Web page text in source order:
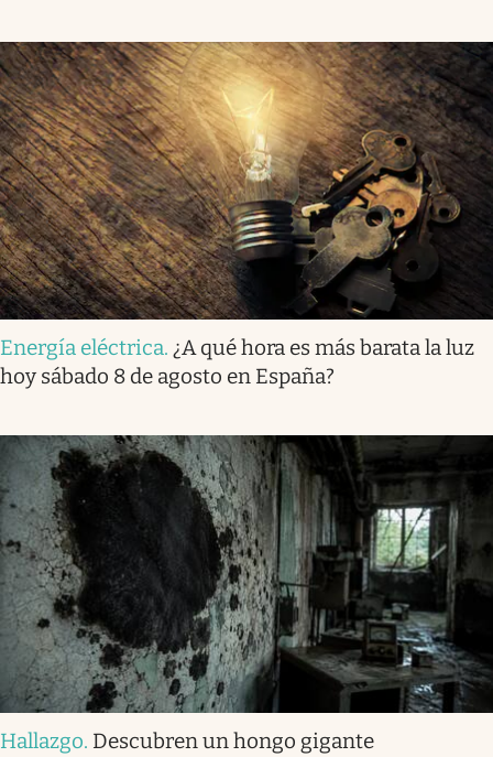
Energía eléctrica. ¿A qué hora es más barata la luz
hoy sábado 8 de agosto en España?
Hallazgo. Descubren un hongo gigante